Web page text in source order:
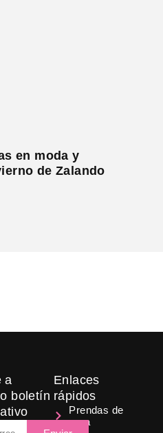
en moda y
de Zalando
Enlaces
rápidos
Prendas de
ropa
a
boletín